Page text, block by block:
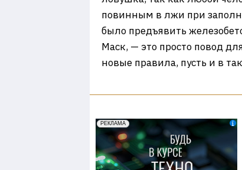
повинным в лжи при
было предъявить
Маск, — это просто повод
новые правила, пусть и в